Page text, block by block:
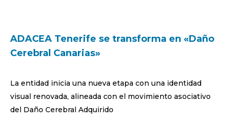
ADACEA Tenerife se transforma en «Daño
Cerebral Canarias»
La entidad inicia una nueva etapa con una identidad
visual renovada, alineada con el movimiento asociativo
del Daño Cerebral Adquirido